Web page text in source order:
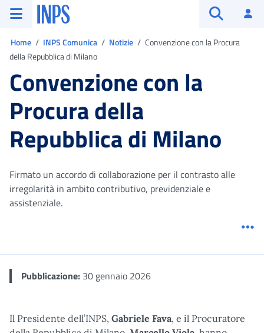
Vai al menu principale
Vai al contenuto principale
Vai al pie' di pagina
INPS ()
Home INPS Comunica Notizie
Convenzione con la Procura
della Repubblica di Milano
Convenzione con la
Procura della
Repubblica di Milano
Firmato un accordo di collaborazione per il contrasto alle
irregolarità in ambito contributivo, previdenziale e
assistenziale.
Pubblicazione: 30 gennaio 2026
Il Presidente dell’INPS, Gabriele Fava, e il Procuratore